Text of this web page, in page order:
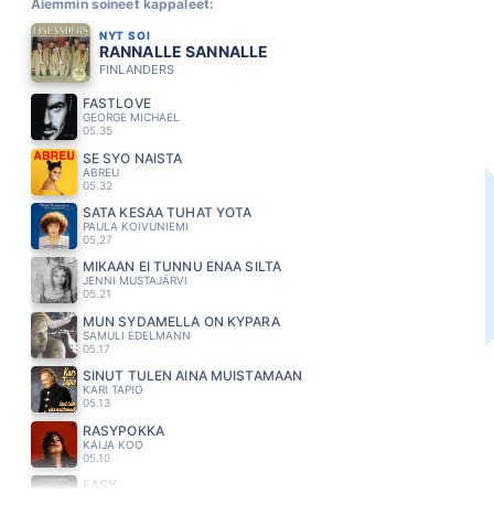
Aiemmin soineet kappaleet:
NYT SOI
RANNALLE SANNALLE
FINLANDERS
FASTLOVE
GEORGE MICHAEL
05.35
SE SYÖ NAISTA
ABREU
05.32
SATA KESÄÄ TUHAT YÖTÄ
PAULA KOIVUNIEMI
05.27
MIKÄÄN EI TUNNU ENÄÄ SILTÄ
JENNI MUSTAJÄRVI
05.21
MUN SYDAMELLA ON KYPARA
SAMULI EDELMANN
05.17
SINUT TULEN AINA MUISTAMAAN
KARI TAPIO
05.13
RÄSYPOKKA
KAIJA KOO
05.10
EASY